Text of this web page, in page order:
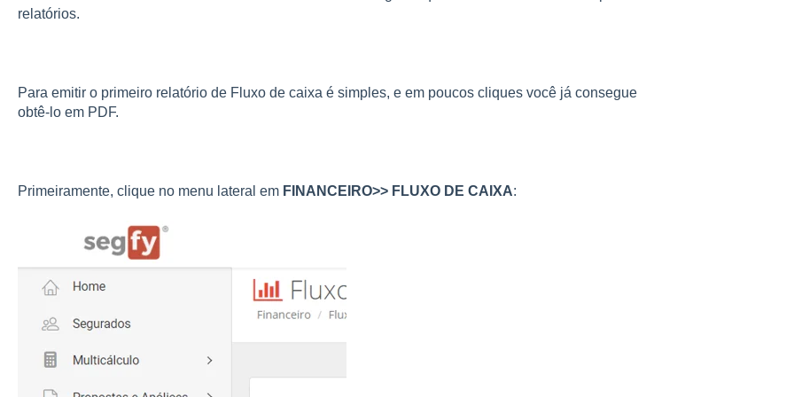
relatórios.
Para emitir o primeiro relatório de Fluxo de caixa é simples, e em poucos cliques você já consegue
obtê-lo em PDF.
Primeiramente, clique no menu lateral em FINANCEIRO>> FLUXO DE CAIXA: